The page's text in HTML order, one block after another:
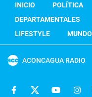
INICIO POLÍTICA
DEPARTAMENTALES
LIFESTYLE
MUNDO
ACONCAGUA RADIO